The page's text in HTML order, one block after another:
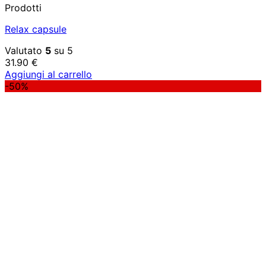
Prodotti
Relax capsule
Valutato 5 su 5
31.90 €
Aggiungi al carrello
-50%